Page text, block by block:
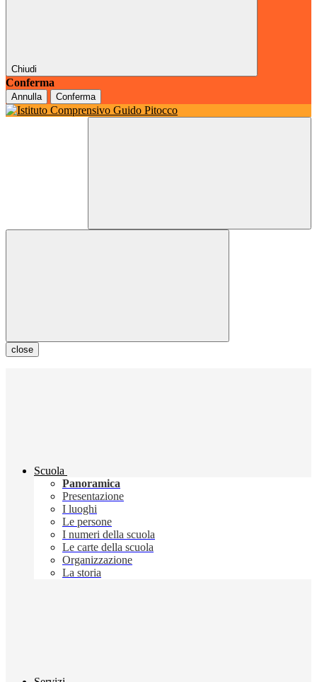
Chiudi
Conferma
Annulla Conferma
close
Scuola
Panoramica
Presentazione
I luoghi
Le persone
I numeri della scuola
Le carte della scuola
Organizzazione
La storia